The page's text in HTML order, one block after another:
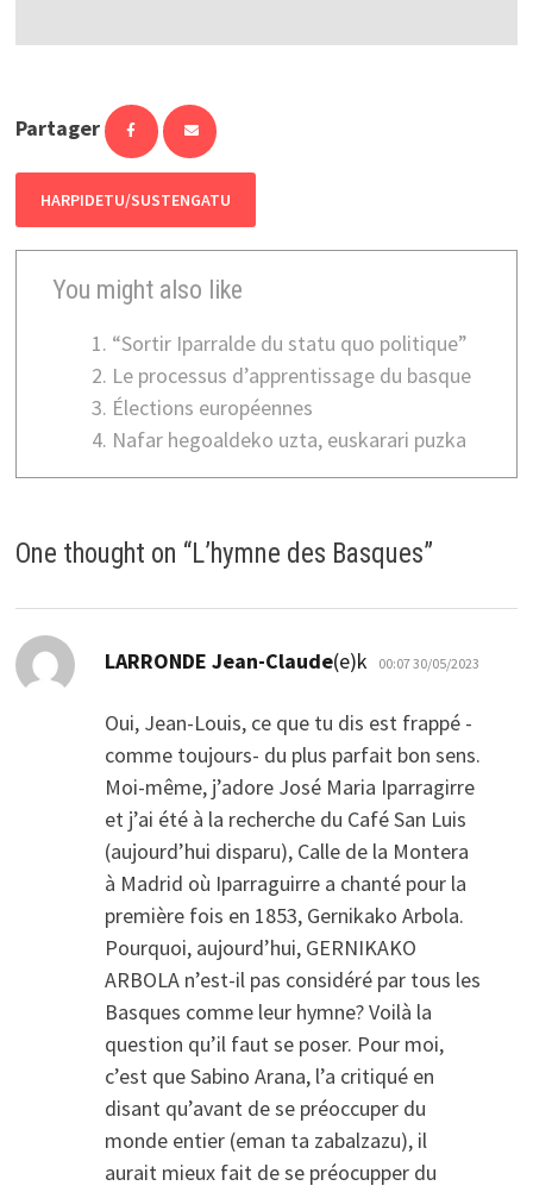
Partager
HARPIDETU/SUSTENGATU
You might also like
“Sortir Iparralde du statu quo politique”
Le processus d’apprentissage du basque
Élections européennes
Nafar hegoaldeko uzta, euskarari puzka
One thought on “L’hymne des Basques”
LARRONDE Jean-Claude(e)k dio:
00:07 30/05/2023
Oui, Jean-Louis, ce que tu dis est frappé -
comme toujours- du plus parfait bon sens.
Moi-même, j’adore José Maria Iparragirre
et j’ai été à la recherche du Café San Luis
(aujourd’hui disparu), Calle de la Montera
à Madrid où Iparraguirre a chanté pour la
première fois en 1853, Gernikako Arbola.
Pourquoi, aujourd’hui, GERNIKAKO
ARBOLA n’est-il pas considéré par tous les
Basques comme leur hymne? Voilà la
question qu’il faut se poser. Pour moi,
c’est que Sabino Arana, l’a critiqué en
disant qu’avant de se préoccuper du
monde entier (eman ta zabalzazu), il
aurait mieux fait de se préocupper du